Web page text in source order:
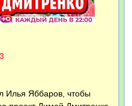
Илья Яббаров, чтобы